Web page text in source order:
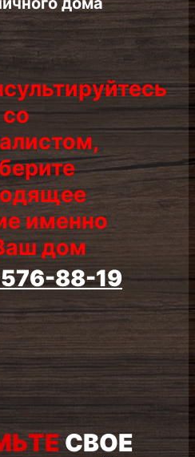
со
именно
дом
88-19
СВОЕ ВРЕМЯ
ГОТОВЫЕ
РЕШЕНИЯ